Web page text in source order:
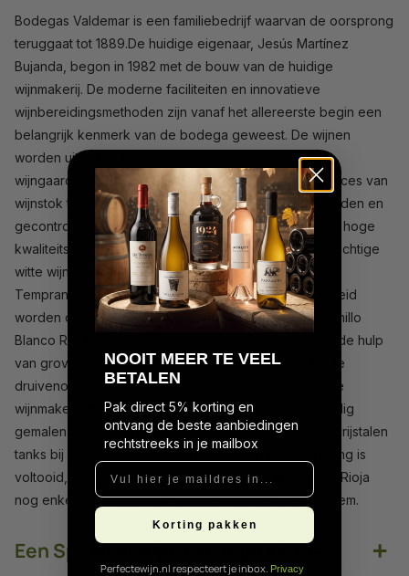
Bodegas Valdemar is een familiebedrijf waarvan de oorsprong
teruggaat tot 1889.De huidige eigenaar, Jesús Martínez
Bujanda, begon in 1982 met de bouw van de huidige
wijnmakerij. De moderne faciliteiten en innovatieve
wijnbereidingsmethoden zijn vanaf het allereerste begin een
belangrijk kenmerk van de bodega geweest. De wijnen
worden uitsluitend gemaakt van druiven uit de eigen
wijngaarden. Hierdoor kan gedurende het gehele proces van
wijnstok tot fles alles goed in de gaten worden gehouden en
gecontroleerd. Om de beste druiven te selecteren en hoge
kwaliteitswijnen op de markt te brengen. Deze evenwichtige
witte wijn uit
Spanjeis gemaakt van de druivensoort
Tempranillo Blanco. Op het moment van optimale rijpheid
worden de druiven voor de Conde Valdemar Tempranillo
Blanco Rioja uitsluitend met de hand geoogst zonder de hulp
van grove en minder selectieve oogstmachines. Na de
druivenoogst bereiken de druiven zo snel mogelijk de
wijnmakerij. Hier worden ze geselecteerd en zorgvuldig
gemalen. Dit wordt gevolgd door fermentatie in roestvrijstalen
tanks bij gecontroleerde temperaturen. Nadat de gisting is
voltooid, kan de Conde Valdemar Tempranillo Blanco Rioja
nog enkele maanden harmoniseren op de fijne droesem.
Een Spaanse wijn van hoge klasse +
NOOIT MEER TE VEEL
BETALEN
Pak direct 5% korting en
ontvang de beste aanbiedingen
rechtstreeks in je mailbox
Vul hier je maildres in...
Korting pakken
Perfectewijn.nl respecteert je inbox. Privacy